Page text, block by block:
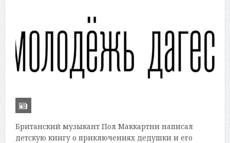
Британский музыкант Пол Маккартни написал
детскую книгу о приключениях дедушки и его